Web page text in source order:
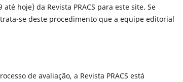
hoje) da Revista PRACS para este site. Se
se deste procedimento que a equipe editorial
de avaliação, a Revista PRACS está